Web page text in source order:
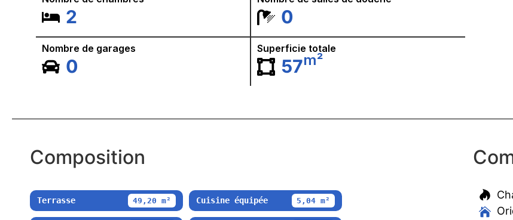
2 0
Nombre de garages
0
Superficie totale
57m²
Composition
Terrasse 49,20 m² Cuisine équipée 5,04 m²